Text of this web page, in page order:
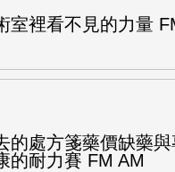
室裡看不見的力量
的處方箋藥價缺藥
的耐力賽 FM AM